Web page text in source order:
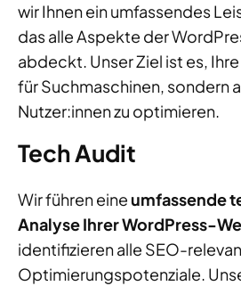
wir Ihnen ein umfassendes
das alle Aspekte der
abdeckt. Unser Ziel ist es,
für Suchmaschinen, sondern
Nutzer:innen zu optimieren.
Tech Audit
Wir führen eine umfassende
Analyse Ihrer WordPress-
identifizieren alle SEO-
Optimierungspotenziale.